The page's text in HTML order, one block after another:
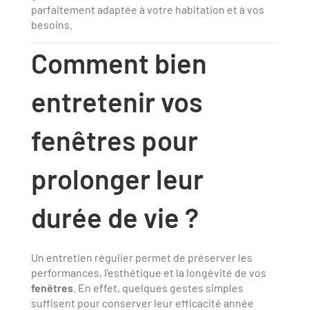
parfaitement adaptée à votre habitation et à vos
besoins.
Comment bien
entretenir vos
fenêtres pour
prolonger leur
durée de vie ?
Un entretien régulier permet de préserver les
performances, l’esthétique et la longévité de vos
fenêtres. En effet, quelques gestes simples
suffisent pour conserver leur efficacité année